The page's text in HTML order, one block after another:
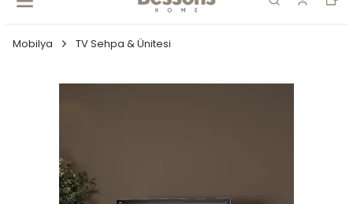
Mobilya TV Sehpa & Ünitesi